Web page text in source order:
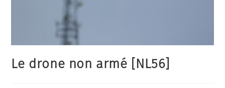
Le drone non armé [NL56]